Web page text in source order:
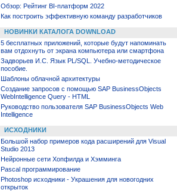
Обзор: Рейтинг BI-платформ 2022
Как построить эффективную команду разработчиков
НОВИНКИ КАТАЛОГА DOWNLOAD
5 бесплатных приложений, которые будут напоминать
вам отдохнуть от экрана компьютера или смартфона
Задворьев И.С. Язык PL/SQL. Учебно-методическое
пособие.
Шаблоны облачной архитектуры
Создание запросов с помощью SAP BusinessObjects
WebIntelligence Query - HTML
Руководство пользователя SAP BusinessObjects Web
Intelligence
ИСХОДНИКИ
Большой набор примеров кода расширений для Visual
Studio 2013
Нейронные сети Хопфилда и Хэмминга
Pascal программирование
Photoshop исходники - Украшения для новогодних
открыток